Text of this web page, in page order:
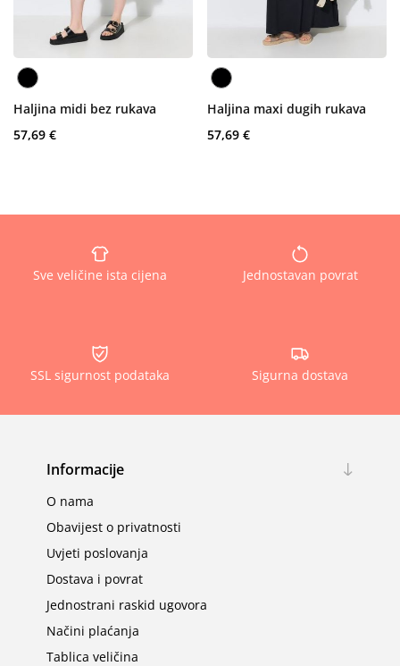
Haljina midi bez rukava
57,69 €
Haljina maxi dugih rukava
57,69 €
Sve veličine ista cijena Jednostavan povrat
SSL sigurnost podataka Sigurna dostava
Informacije
O nama
Obavijest o privatnosti
Uvjeti poslovanja
Dostava i povrat
Jednostrani raskid ugovora
Načini plaćanja
Tablica veličina